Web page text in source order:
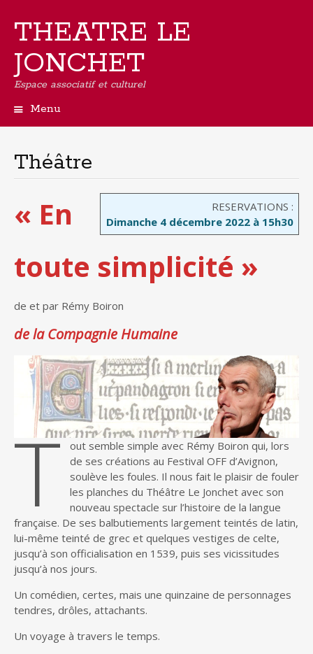
THEATRE LE
JONCHET
Espace associatif et culturel
Menu
contenu
principal
Théâtre
RESERVATIONS :
Dimanche 4 décembre 2022 à 15h30
« En
toute simplicité »
de et par Rémy Boiron
de la Compagnie Humaine
T
out semble simple avec Rémy Boiron qui, lors
de ses créations au Festival OFF d’Avignon,
soulève les foules. Il nous fait le plaisir de fouler
les planches du Théâtre Le Jonchet avec son
nouveau spectacle sur l’histoire de la langue
française. De ses balbutiements largement teintés de latin,
lui-même teinté de grec et quelques vestiges de celte,
jusqu’à son officialisation en 1539, puis ses vicissitudes
jusqu’à nos jours.
Un comédien, certes, mais une quinzaine de personnages
tendres, drôles, attachants.
Un voyage à travers le temps.